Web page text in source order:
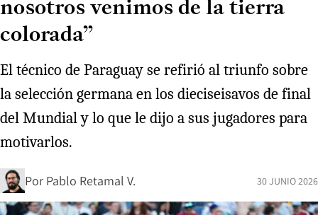
nosotros venimos de la tierra
colorada”
El técnico de Paraguay se refirió al triunfo sobre
la selección germana en los dieciseisavos de final
del Mundial y lo que le dijo a sus jugadores para
motivarlos.
Por Pablo Retamal V. 30 JUNIO 2026